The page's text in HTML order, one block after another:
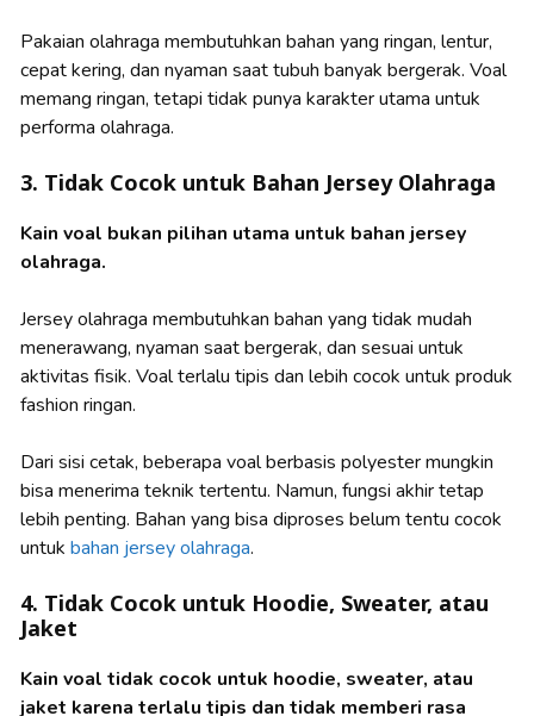
Pakaian olahraga membutuhkan bahan yang ringan, lentur,
cepat kering, dan nyaman saat tubuh banyak bergerak. Voal
memang ringan, tetapi tidak punya karakter utama untuk
performa olahraga.
3. Tidak Cocok untuk Bahan Jersey Olahraga
Kain voal bukan pilihan utama untuk bahan jersey
olahraga.
Jersey olahraga membutuhkan bahan yang tidak mudah
menerawang, nyaman saat bergerak, dan sesuai untuk
aktivitas fisik. Voal terlalu tipis dan lebih cocok untuk produk
fashion ringan.
Dari sisi cetak, beberapa voal berbasis polyester mungkin
bisa menerima teknik tertentu. Namun, fungsi akhir tetap
lebih penting. Bahan yang bisa diproses belum tentu cocok
untuk bahan jersey olahraga.
4. Tidak Cocok untuk Hoodie, Sweater, atau
Jaket
Kain voal tidak cocok untuk hoodie, sweater, atau
jaket karena terlalu tipis dan tidak memberi rasa